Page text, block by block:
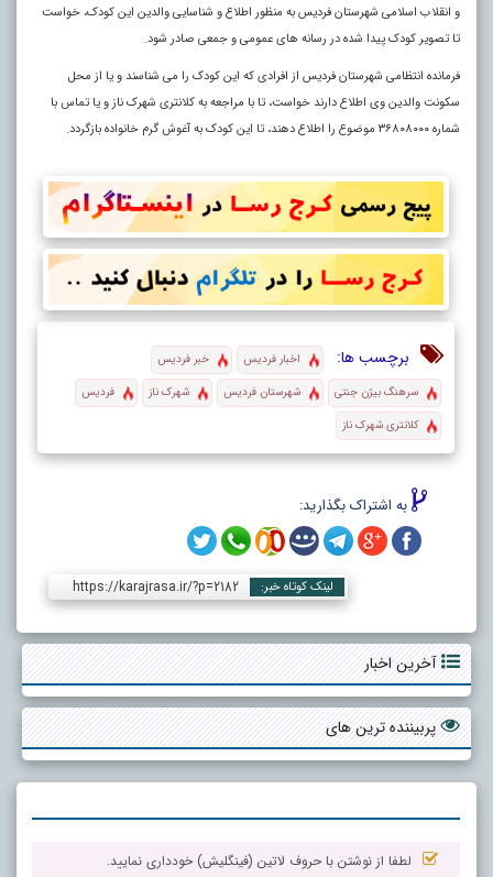
و انقلاب اسلامی شهرستان فردیس به منظور اطلاع و شناسایی والدین این کودک، خواست
تا تصویر کودک پیدا شده در رسانه های عمومی و جمعی صادر شود.
فرمانده انتظامی شهرستان فردیس از افرادی که این کودک را می شناسند و یا از محل
سکونت والدین وی اطلاع دارند خواست، تا با مراجعه به کلانتری شهرک ناز و یا تماس با
شماره ۳۶۸۰۸۰۰۰ موضوع را اطلاع دهند، تا این کودک به آغوش گرم خانواده بازگردد.
برچسب ها: اخبار فردیس
خبر فردیس
سرهنگ بیژن جنتی
شهرستان فردیس شهرک ناز
فردیس
کلانتری شهرک ناز
به اشتراک بگذارید:
لینک کوتاه خبر: https://karajrasa.ir/?p=2182
آخرین اخبار
پربیننده ترین های
لطفا از نوشتن با حروف لاتین (فینگلیش) خودداری نمایید.